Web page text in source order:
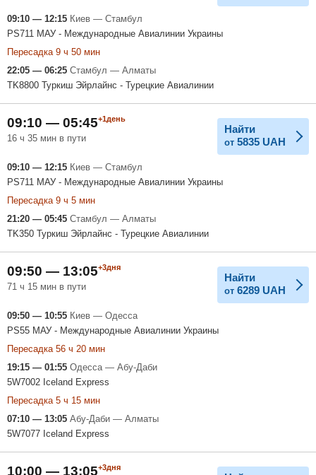
09:10 — 12:15 Киев — Стамбул
PS711 МАУ - Международные Авиалинии Украины
Пересадка 9 ч 50 мин
22:05 — 06:25 Стамбул — Алматы
TK8800 Туркиш Эйрлайнс - Турецкие Авиалинии
09:10 — 05:45+1день
16 ч 35 мин в пути
Найти
от 5835 UAH
09:10 — 12:15 Киев — Стамбул
PS711 МАУ - Международные Авиалинии Украины
Пересадка 9 ч 5 мин
21:20 — 05:45 Стамбул — Алматы
TK350 Туркиш Эйрлайнс - Турецкие Авиалинии
09:50 — 13:05+3дня
71 ч 15 мин в пути
Найти
от 6289 UAH
09:50 — 10:55 Киев — Одесса
PS55 МАУ - Международные Авиалинии Украины
Пересадка 56 ч 20 мин
19:15 — 01:55 Одесса — Абу-Даби
5W7002 Iceland Express
Пересадка 5 ч 15 мин
07:10 — 13:05 Абу-Даби — Алматы
5W7077 Iceland Express
10:00 — 13:05+3дня